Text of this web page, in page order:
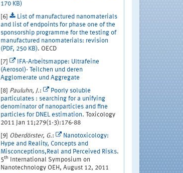
170 KB)
[6]
List of manufactured nanomaterials
and list of endpoints for phase one of the
sponsorship programme for the testing of
manufactured nanomaterials: revision
(PDF, 250 KB). OECD
[7]
IFA-Arbeitsmappe: Ultrafeine
(Aerosol)- Teilchen und deren
Agglomerate und Aggregate
[8] Pauluhn, J.:
Poorly soluble
particulates : searching for a unifying
denominator of nanoparticles and fine
particles for DNEL estimation. Toxicology
2011 Jan 11;279(1-3):176-88
[9] Oberdörster, G.:
Nanotoxicology:
Hype and Reality, Concepts and
Misconceptions,Real and Perceived Risks.
5th
International Symposium on
Nanotechnology OEH, August 12, 2011